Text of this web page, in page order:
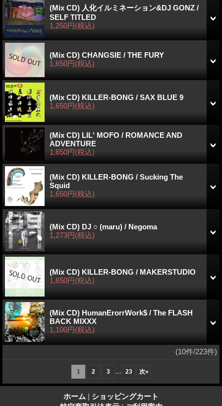
(Mix CD) 人化イルミネーション&DJ GONZ /
SELF TITLED
1,250円(税込)
(Mix CD) CHANGSIE / THE FURY
1,650円(税込)
(Mix CD) KILLER-BONG / SAX BLUE 9
1,650円(税込)
(Mix CD) LIL' MOFO / ROMANCE AND
ADVENTURE
1,650円(税込)
(Mix CD) KILLER-BONG / Sucking The
Squid
1,650円(税込)
(Mix CD) DJ ○ (maru) / Negoma
1,273円(税込)
(Mix CD) KILLER-BONG / MAKERSTUDIO
1,650円(税込)
(Mix CD) HumanErorrWork$ / The FLASH
BACK MIXXX
1,100円(税込)
(10件/223件)
1 2 3 ... 23 次»
ホーム | ショッピングカート